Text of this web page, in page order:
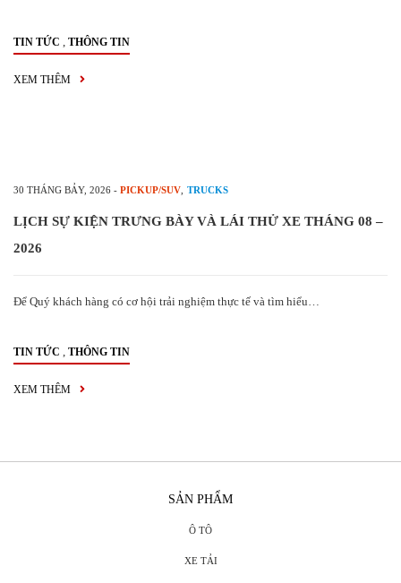
TIN TỨC , THÔNG TIN
XEM THÊM
30 THÁNG BẢY, 2026 - PICKUP/SUV TRUCKS
LỊCH SỰ KIỆN TRƯNG BÀY VÀ LÁI THỬ XE THÁNG 08 –
2026
Để Quý khách hàng có cơ hội trải nghiệm thực tế và tìm hiểu…
TIN TỨC , THÔNG TIN
XEM THÊM
SẢN PHẨM
Ô TÔ
XE TẢI